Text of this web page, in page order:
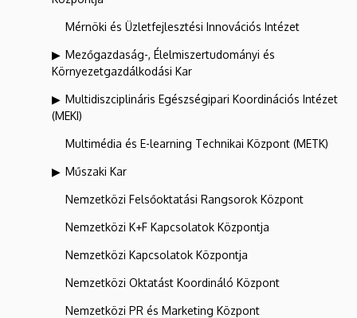
Mérnöki és Üzletfejlesztési Innovációs Intézet
Mezőgazdaság-, Élelmiszertudományi és
Környezetgazdálkodási Kar
Multidiszciplináris Egészségipari Koordinációs Intézet
(MEKI)
Multimédia és E-learning Technikai Központ (METK)
Műszaki Kar
Nemzetközi Felsőoktatási Rangsorok Központ
Nemzetközi K+F Kapcsolatok Központja
Nemzetközi Kapcsolatok Központja
Nemzetközi Oktatást Koordináló Központ
Nemzetközi PR és Marketing Központ